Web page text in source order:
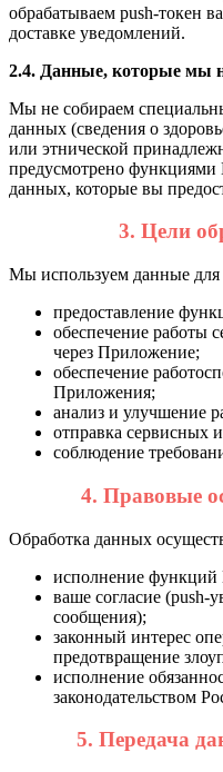
обрабатываем push-токен
доставке уведомлений.
2.4. Данные, которые мы
Мы не собираем
данных (сведения о
или этнической
предусмотрено функциями
данных, которые вы
3. Цели
Мы используем данные
предоставление
обеспечение работы
через Приложение;
обеспечение
Приложения;
анализ и улучшение
отправка сервисных
соблюдение
4. Правовые
Обработка данных
исполнение функций
ваше согласие (push-
сообщения);
законный интерес
предотвращение
исполнение
законодательством
5. Передача